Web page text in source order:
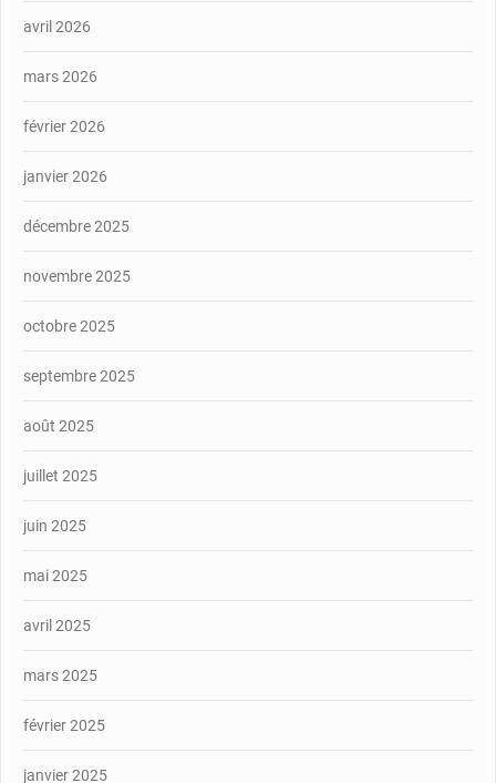
avril 2026
mars 2026
février 2026
janvier 2026
décembre 2025
novembre 2025
octobre 2025
septembre 2025
août 2025
juillet 2025
juin 2025
mai 2025
avril 2025
mars 2025
février 2025
janvier 2025